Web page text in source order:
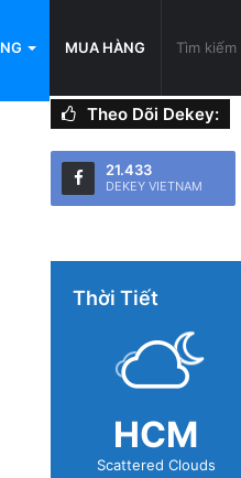
MUA HÀNG
Theo Dõi Dekey:
21.433
DEKEY VIETNAM
Thời Tiết
HCM
Scattered Clouds